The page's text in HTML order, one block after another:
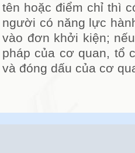
tên hoặc điểm chỉ thì
người có năng lực
vào đơn khởi kiện;
pháp của cơ quan, tổ
và đóng dấu của cơ